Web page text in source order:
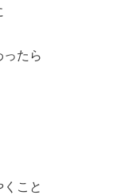
たら
こと